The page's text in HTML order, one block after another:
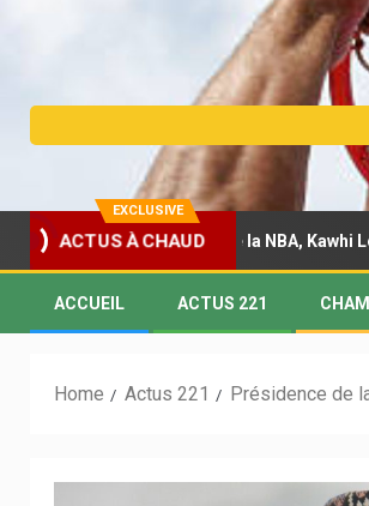
EXCLUSIVE
ACTUS À CHAUD
une enquête de la NBA, Kawhi Leonard
ACCUEIL ACTUS 221
Home Actus 221 Présidence de